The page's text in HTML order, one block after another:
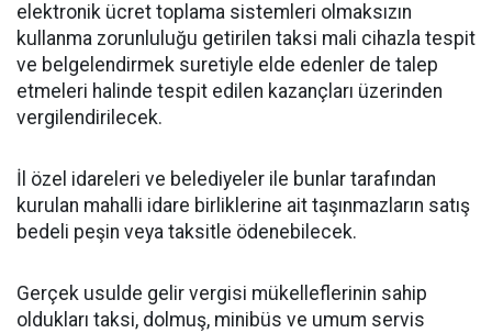
elektronik ücret toplama sistemleri olmaksızın
kullanma zorunluluğu getirilen taksi mali cihazla tespit
ve belgelendirmek suretiyle elde edenler de talep
etmeleri halinde tespit edilen kazançları üzerinden
vergilendirilecek.
İl özel idareleri ve belediyeler ile bunlar tarafından
kurulan mahalli idare birliklerine ait taşınmazların satış
bedeli peşin veya taksitle ödenebilecek.
Gerçek usulde gelir vergisi mükelleflerinin sahip
oldukları taksi, dolmuş, minibüs ve umum servis